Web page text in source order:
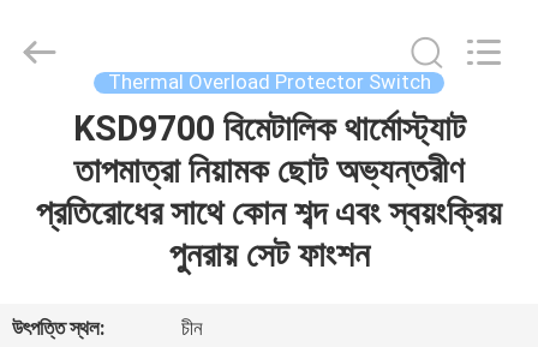
পণ্য
প্রদর্শন
Electric
Thermal Overload Protector Switch
KSD9700 বিমেটালিক থার্মোস্ট্যাট
তাপমাত্রা নিয়ামক ছোট অভ্যন্তরীণ
প্রতিরোধের সাথে কোন শব্দ এবং স্বয়ংক্রিয়
পুনরায় সেট ফাংশন
উৎপত্তি স্থল:
চীন